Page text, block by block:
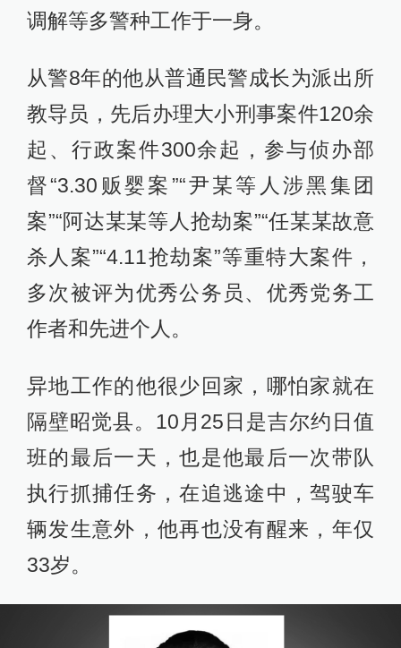
调解等多警种工作于一身。
从警8年的他从普通民警成长为派出所
教导员，先后办理大小刑事案件120余
起、行政案件300余起，参与侦办部
督“3.30贩婴案”“尹某等人涉黑集团
案”“阿达某某等人抢劫案”“任某某故意
杀人案”“4.11抢劫案”等重特大案件，
多次被评为优秀公务员、优秀党务工
作者和先进个人。
异地工作的他很少回家，哪怕家就在
隔壁昭觉县。10月25日是吉尔约日值
班的最后一天，也是他最后一次带队
执行抓捕任务，在追逃途中，驾驶车
辆发生意外，他再也没有醒来，年仅
33岁。